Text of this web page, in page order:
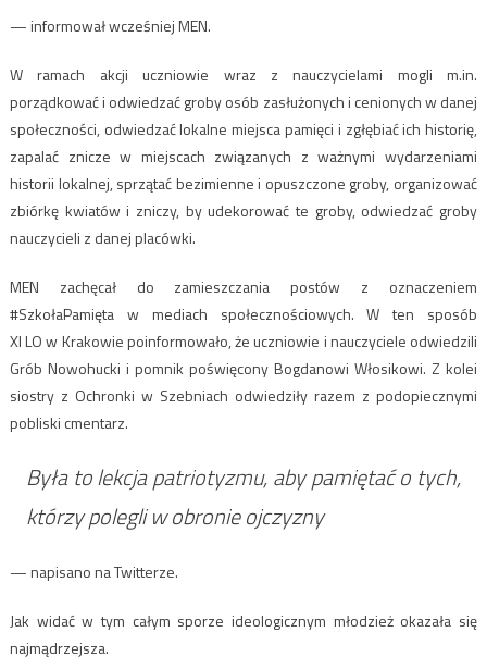
— informował wcześniej MEN.
W ramach akcji uczniowie wraz z nauczycielami mogli m.in.
porządkować i odwiedzać groby osób zasłużonych i cenionych w danej
społeczności, odwiedzać lokalne miejsca pamięci i zgłębiać ich historię,
zapalać znicze w miejscach związanych z ważnymi wydarzeniami
historii lokalnej, sprzątać bezimienne i opuszczone groby, organizować
zbiórkę kwiatów i zniczy, by udekorować te groby, odwiedzać groby
nauczycieli z danej placówki.
MEN zachęcał do zamieszczania postów z oznaczeniem
#SzkołaPamięta w mediach społecznościowych. W ten sposób
XI LO w Krakowie poinformowało, że uczniowie i nauczyciele odwiedzili
Grób Nowohucki i pomnik poświęcony Bogdanowi Włosikowi. Z kolei
siostry z Ochronki w Szebniach odwiedziły razem z podopiecznymi
pobliski cmentarz.
Była to lekcja patriotyzmu, aby pamiętać o tych,
którzy polegli w obronie ojczyzny
— napisano na Twitterze.
Jak widać w tym całym sporze ideologicznym młodzież okazała się
najmądrzejsza.